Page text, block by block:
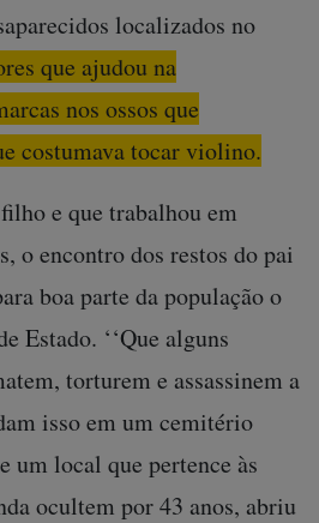
localizados no
que ajudou na
nos ossos que
costumava tocar violino.
e que trabalhou em
o encontro dos restos do pai
boa parte da população o
Estado. ‘‘Que alguns
torturem e assassinem a
isso em um cemitério
um local que pertence às
ocultem por 43 anos, abriu